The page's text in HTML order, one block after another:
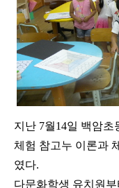
지난 7월14일 백암초
체험 참고누 이론과
였다.
다문화학생 유치원